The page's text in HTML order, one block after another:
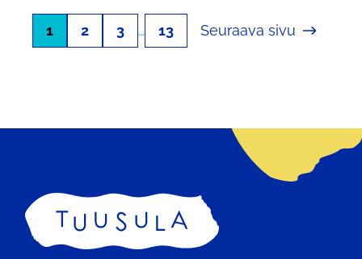
1 2 3 … 13 Seuraava sivu
Etusivu